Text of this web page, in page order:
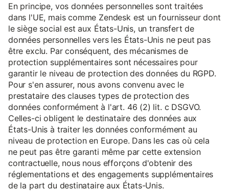
En principe, vos données personnelles sont traitées
dans l'UE, mais comme Zendesk est un fournisseur dont
le siège social est aux États-Unis, un transfert de
données personnelles vers les États-Unis ne peut pas
être exclu. Par conséquent, des mécanismes de
protection supplémentaires sont nécessaires pour
garantir le niveau de protection des données du RGPD.
Pour s'en assurer, nous avons convenu avec le
prestataire des clauses types de protection des
données conformément à l'art. 46 (2) lit. c DSGVO.
Celles-ci obligent le destinataire des données aux
États-Unis à traiter les données conformément au
niveau de protection en Europe. Dans les cas où cela
ne peut pas être garanti même par cette extension
contractuelle, nous nous efforçons d'obtenir des
réglementations et des engagements supplémentaires
de la part du destinataire aux États-Unis.